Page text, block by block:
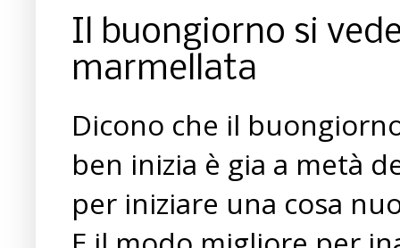
Il buongiorno si
marmellata
Dicono che il
ben inizia è gia a metà
per iniziare una cosa